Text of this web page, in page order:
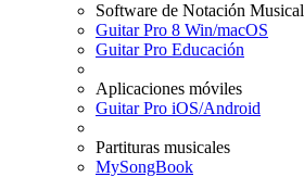
Software de Notación Musical
Guitar Pro 8 Win/macOS
Guitar Pro Educación
Aplicaciones móviles
Guitar Pro iOS/Android
Partituras musicales
MySongBook